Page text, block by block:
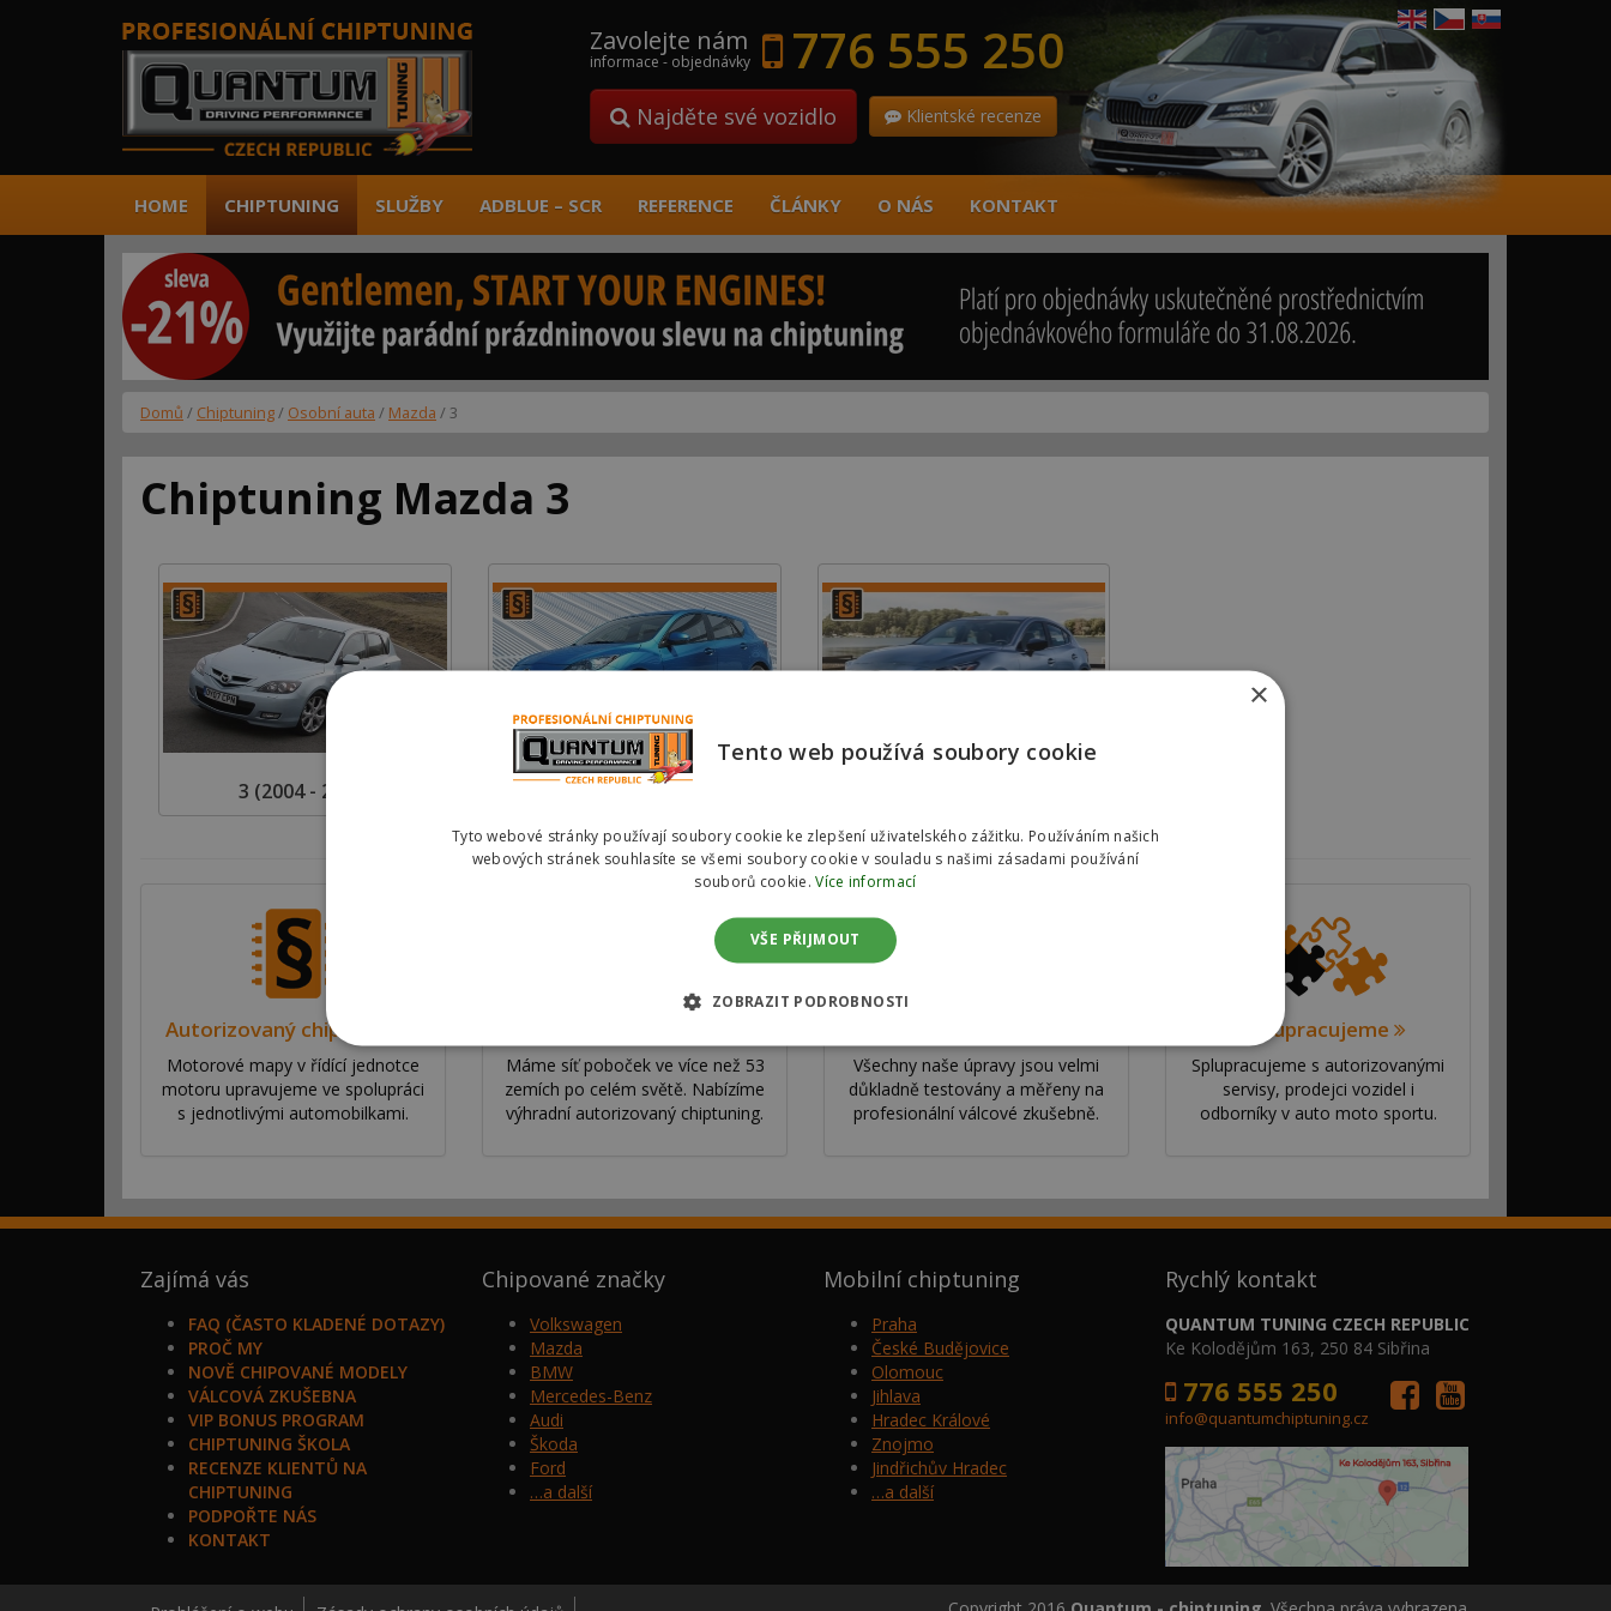
Zavolejte nám
informace - objednávky 776 555 250
Najděte své vozidlo Klientské recenze
HOME CHIPTUNING SLUŽBY ADBLUE – SCR REFERENCE ČLÁNKY O NÁS KONTAKT
Domů / Chiptuning/ Osobní auta / Mazda / 3
Chiptuning Mazda 3
3 (2004 - 2009) 3 II (2010 - 2013)
Autorizovaný chiptuning
Motorové mapy v řídící jednotce
motoru upravujeme ve spolupráci
s jednotlivými automobilkami.
Máme síť poboček ve více než 53
zemích po celém světě. Nabízíme
výhradní autorizovaný chiptuning.
Všechny naše úpravy jsou velmi
důkladně testovány a měřeny na
profesionální válcové zkušebně.
Spolupracujeme
Splupracujeme s autorizovanými
servisy, prodejci vozidel i
odborníky v auto moto sportu.
Zajímá vás
FAQ (ČASTO KLADENÉ DOTAZY)
PROČ MY
NOVĚ CHIPOVANÉ MODELY
VÁLCOVÁ ZKUŠEBNA
VIP BONUS PROGRAM
CHIPTUNING ŠKOLA
RECENZE KLIENTŮ NA
CHIPTUNING
PODPOŘTE NÁS
KONTAKT
Chipované značky
Volkswagen
Mazda
BMW
Mercedes-Benz
Audi
Škoda
Ford
…a další
Mobilní chiptuning
Praha
České Budějovice
Olomouc
Jihlava
Hradec Králové
Znojmo
Jindřichův Hradec
…a další
Rychlý kontakt
QUANTUM TUNING CZECH REPUBLIC
Ke Kolodějům 163, 250 84 Sibřina
776 555 250
info@quantumchiptuning.cz
×
Tento web používá soubory cookie
Tyto webové stránky používají soubory cookie ke zlepšení uživatelského zážitku. Používáním našich
webových stránek souhlasíte se všemi soubory cookie v souladu s našimi zásadami používání
souborů cookie.Více informací
VŠE PŘIJMOUT
ZOBRAZIT PODROBNOSTI